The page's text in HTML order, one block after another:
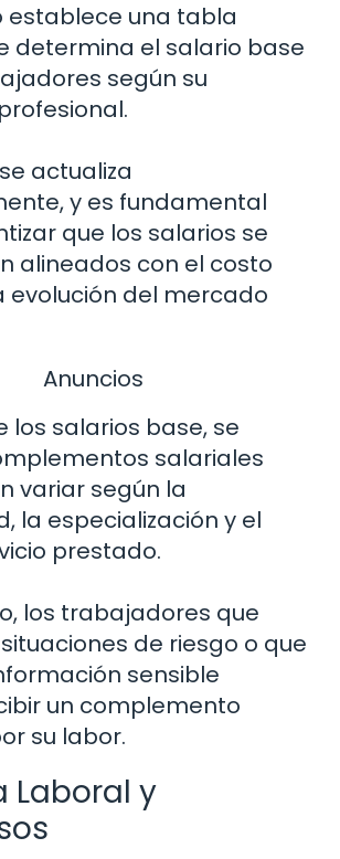
establece una tabla
determina el salario base
según su
actualiza
y es fundamental
que los salarios se
alineados con el costo
evolución del mercado
Anuncios
los salarios base, se
salariales
variar según la
la especialización y el
prestado.
los trabajadores que
de riesgo o que
sensible
un complemento
su labor.
Laboral y